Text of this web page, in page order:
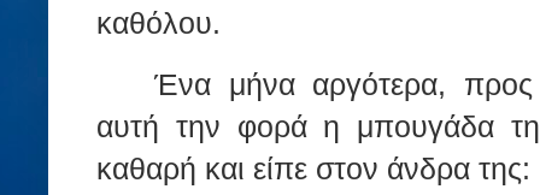
καθόλου.
Ένα μήνα αργότερα, προς
αυτή την φορά η μπουγάδα
καθαρή και είπε στον άνδρα της: